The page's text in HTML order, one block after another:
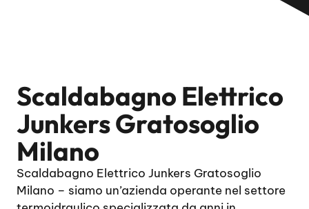
Scaldabagno Elettrico
Junkers Gratosoglio
Milano
Scaldabagno Elettrico Junkers Gratosoglio
Milano – siamo un’azienda operante nel settore